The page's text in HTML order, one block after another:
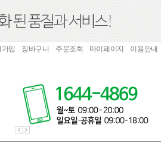
입 장바구니 주문조회 마이페이지 이용안내